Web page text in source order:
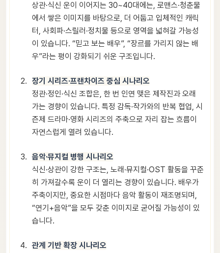
상관·식신 운이 이어지는 30~40대에는, 로맨스·청춘물
에서 쌓은 이미지를 바탕으로, 더 어둡고 입체적인 캐릭
터, 사회파·스릴러·정치물 등으로 영역을 넓혀갈 가능성
이 있습니다. “믿고 보는 배우”, “장르를 가리지 않는 배
우”라는 평이 강화되기 쉬운 구조입니다.
장기 시리즈·프랜차이즈 중심 시나리오
정관·정인·식신 조합은, 한 번 인연 맺은 제작진과 오래
가는 경향이 있습니다. 특정 감독·작가와의 반복 협업, 시
즌제 드라마·영화 시리즈의 주축으로 자리 잡는 흐름이
자연스럽게 열려 있습니다.
음악·뮤지컬 병행 시나리오
식신·상관이 강한 구조는, 노래·뮤지컬·OST 활동을 꾸준
히 가져갈수록 운이 더 열리는 경향이 있습니다. 배우가
주축이지만, 중요한 시점마다 음악 활동이 재조명되며,
“연기+음악”을 모두 갖춘 이미지로 굳어질 가능성이 있
습니다.
관계 기반 확장 시나리오